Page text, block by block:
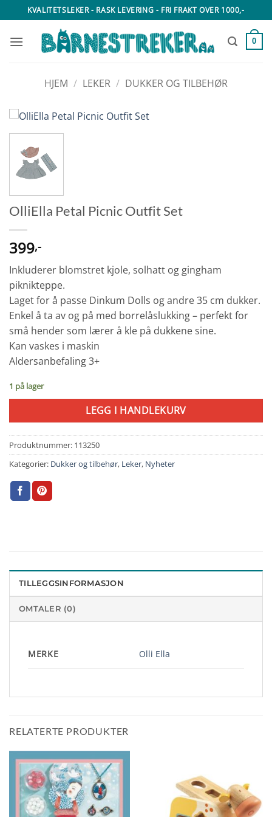
to
content
KVALITETSLEKER - RASK LEVERING - FRI FRAKT OVER 1000,-
0
HJEM / LEKER / DUKKER OG TILBEHØR
OlliElla Petal Picnic Outfit Set
399,-
Inkluderer blomstret kjole, solhatt og gingham
piknikteppe.
Laget for å passe Dinkum Dolls og andre 35 cm dukker.
Enkel å ta av og på med borrelåslukking – perfekt for
små hender som lærer å kle på dukkene sine.
Kan vaskes i maskin
Aldersanbefaling 3+
1 på lager
LEGG I HANDLEKURV
Produktnummer: 113250
Kategorier: Dukker og tilbehør, Leker, Nyheter
TILLEGGSINFORMASJON
OMTALER (0)
MERKE Olli Ella
RELATERTE PRODUKTER